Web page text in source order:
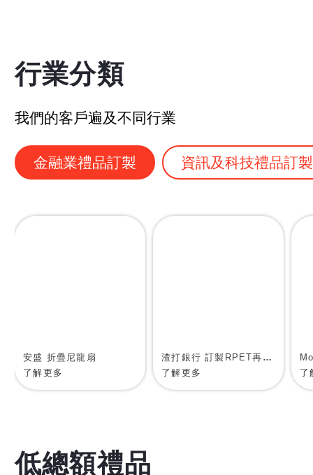
行業分類
我們的客戶遍及不同行業
金融業禮品訂製 資訊及科技禮品訂製
安盛 折疊尼龍扇
了解更多
渣打銀行 訂製RPET再生物料環保袋
了解更多
了
低總額禮品